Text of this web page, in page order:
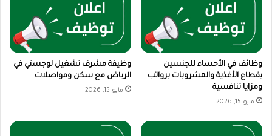
وظائف في الأحساء للجنسين
بقطاع الأغذية والمشروبات برواتب
ومزايا تنافسية
مايو 15, 2026
وظيفة مشرف تشغيل لوجستي في
الرياض مع سكن ومواصلات
مايو 15, 2026